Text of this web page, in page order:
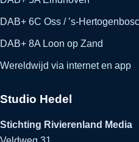
DAB+ 6C Oss / ’s-
DAB+ 8A Loon op Zand
Wereldwijd via internet en app
Studio Hedel
Stichting Rivierenland Media